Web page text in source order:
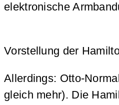
elektronische
Vorstellung der
Allerdings: Otto-
gleich mehr). Die